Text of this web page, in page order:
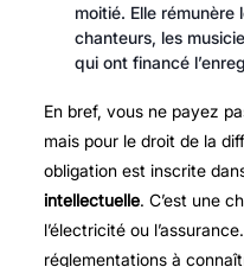
moitié. Elle
chanteurs, les
qui ont financé
En bref, vous ne payez
mais pour le droit de la
obligation est inscrite
intellectuelle. C’est une
l’électricité ou
réglementations à